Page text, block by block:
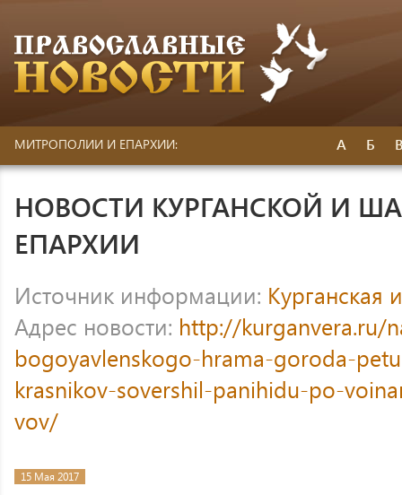
МИТРОПОЛИИ И ЕПАРХИИ: А Б
НОВОСТИ КУРГАНСКОЙ И
ЕПАРХИИ
Источник информации: Курганская
Адрес новости: http://kurganvera.ru/
bogoyavlenskogo-hrama-goroda-
krasnikov-sovershil-panihidu-po-
vov/
15 Мая 2017